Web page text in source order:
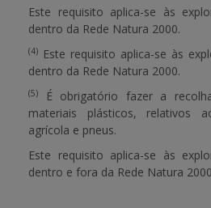
Este requisito aplica-se às
dentro da Rede Natura 2000.
(4) Este requisito aplica-se às
dentro da Rede Natura 2000.
(5)
É obrigatório fazer a
materiais plásticos, relativos
agrícola e pneus.
Este requisito aplica-se às
dentro e fora da Rede Natura